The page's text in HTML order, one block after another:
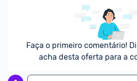
Faça o primeiro comentário!
acha desta oferta para a